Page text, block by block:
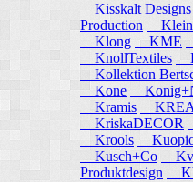
Kisskalt Designs
Production
Klein
Klong
KME
KnollTextiles
Kollektion
Kone
Kramis
KriskaDECOR
Krools
Kusch+Co
Produktdesign